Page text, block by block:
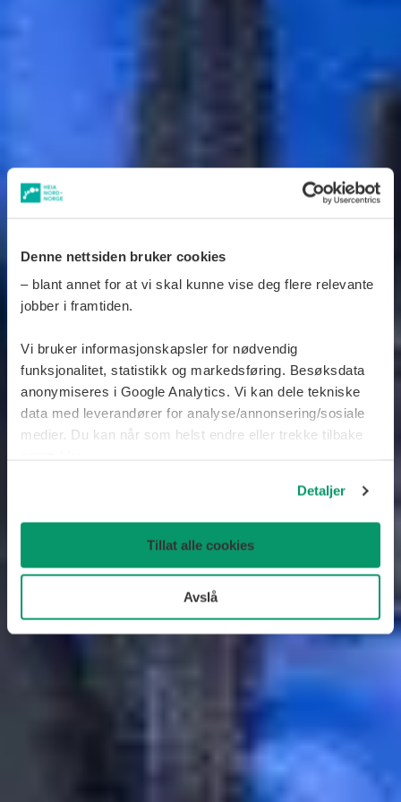
Denne nettsiden bruker cookies
– blant annet for at vi skal kunne vise deg flere relevante
jobber i framtiden.
Vi bruker informasjonskapsler for nødvendig
funksjonalitet, statistikk og markedsføring. Besøksdata
anonymiseres i Google Analytics. Vi kan dele tekniske
data med leverandører for analyse/annonsering/sosiale
medier. Du kan når som helst endre eller trekke tilbake
Detaljer
Tillat alle cookies
Avslå